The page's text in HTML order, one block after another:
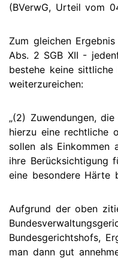
(BVerwG, Urteil vom
Zum gleichen
Abs. 2 SGB XII -
bestehe keine
weiterzureichen:
„(2) Zuwendungen,
hierzu eine rechtliche
sollen als Einkommen
ihre Berücksichtigung
eine besondere Härte
Aufgrund der oben
Bundesgerichtshofs,
man dann gut